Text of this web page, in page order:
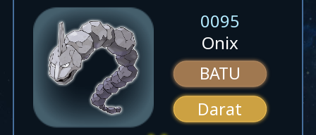
0095
Onix
BATU
Darat